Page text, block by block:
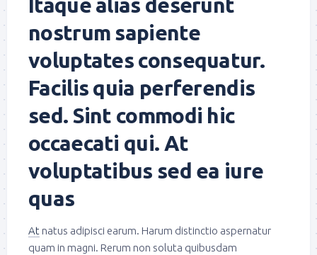
Itaque alias deserunt
nostrum sapiente
voluptates consequatur.
Facilis quia perferendis
sed. Sint commodi hic
occaecati qui. At
voluptatibus sed ea iure
quas
At natus adipisci earum. Harum distinctio aspernatur
quam in magni. Rerum non soluta quibusdam